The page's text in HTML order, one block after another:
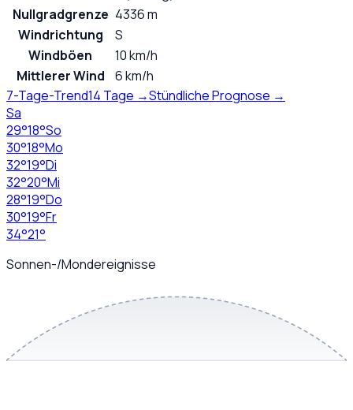
Nullgradgrenze 4336 m
Windrichtung
S
Windböen
10 km/h
Mittlerer Wind
6 km/h
7-Tage-Trend14 Tage →Stündliche Prognose →
Sa
29°18°So
30°18°Mo
32°19°Di
32°20°Mi
28°19°Do
30°19°Fr
34°21°
Sonnen-/Mondereignisse